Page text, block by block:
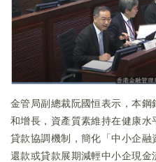
金管局副總裁阮國恒表示，本
和增長，資產質素維持在健康
貸款協調機制，簡化「中小企
還款或貸款展期減輕中小企現